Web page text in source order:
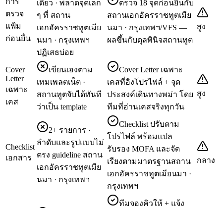
ตรวจ
แฟ้ม
ก่อนยื่น
เดียว · พลาดจุดเล็ก
ๆ ที่ สถาน
เอกอัครราชทูตเมีย
นมา · กรุงเทพฯ
ปฏิเสธบ่อย
ตรวจ 18 จุดก่อนยื่นกับ
สถานเอกอัครราชทูตเมีย
นมา · กรุงเทพฯ/VFS —
ผลขึ้นกับดุลพินิจสถานทูต
สูง
Cover
Letter
เฉพาะ
เคส
เขียนเองตาม
เทมเพลตเน็ต ·
สถานทูตจับได้ทันที
ว่าเป็น template
Cover Letter เฉพาะ
เคสที่อิงโปรไฟล์ + จุด
ประสงค์เดินทางพม่า โดย
ทีมที่อ่านเคสจริงทุกวัน
สูง
Checklist
เอกสาร
2+ รายการ ·
ลำดับและรูปแบบไม่
ตรง guideline สถาน
เอกอัครราชทูตเมีย
นมา · กรุงเทพฯ
Checklist ปรับตาม
โปรไฟล์ พร้อมแปล
รับรอง MOFA และจัด
เรียงตามมาตรฐานสถาน
เอกอัครราชทูตเมียนมา ·
กรุงเทพฯ
กลาง
ทีมจองคิวให้ + แจ้ง